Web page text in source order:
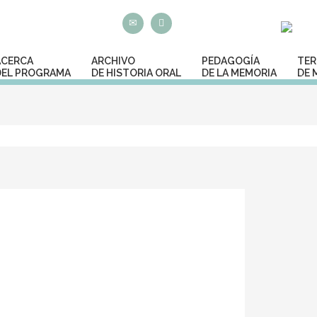
PROGRAMA
ARCHIVO
DE HISTORIA ORAL
PEDAGOGÍA
DE LA MEMORIA
DE